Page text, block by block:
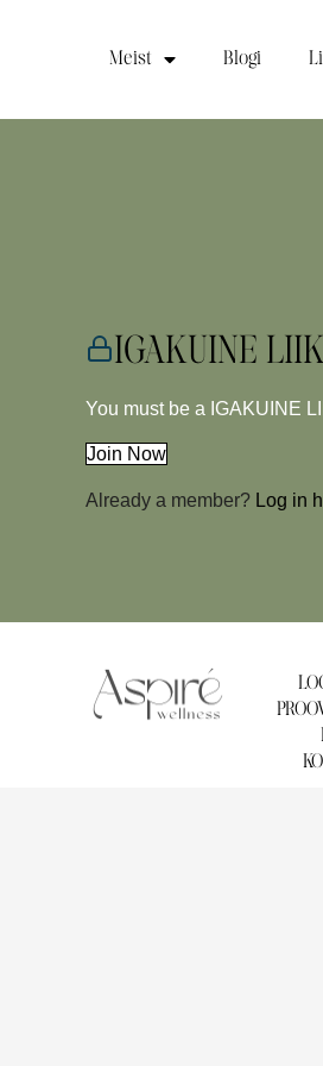
Meist Blogi
IGAKUINE
You must be a IGAKUINE
Join Now
Already a member? Log in